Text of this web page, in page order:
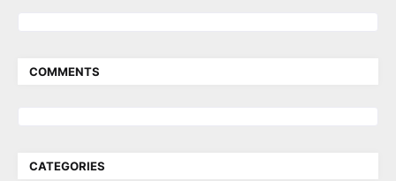
COMMENTS
CATEGORIES